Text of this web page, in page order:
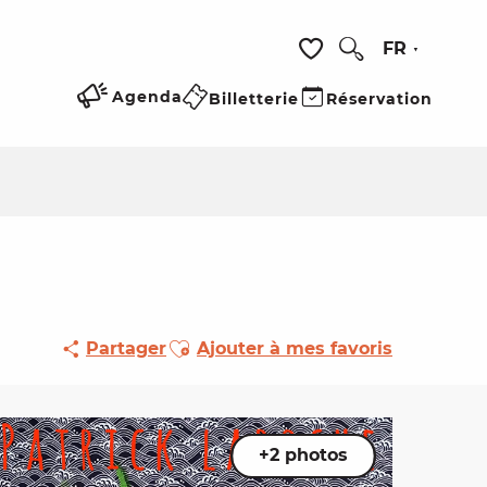
Voir les favoris
FR
Agenda Billetterie Réservation
PartagerAjouter aux favoris
Ajouter à mes favoris
+2 photos